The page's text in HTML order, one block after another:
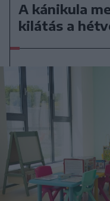
A kánikula
kilátás a